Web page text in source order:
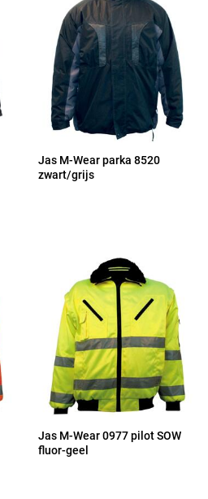
Jas M-Wear parka 8520
zwart/grijs
Jas M-Wear 0977 pilot SOW
fluor-geel